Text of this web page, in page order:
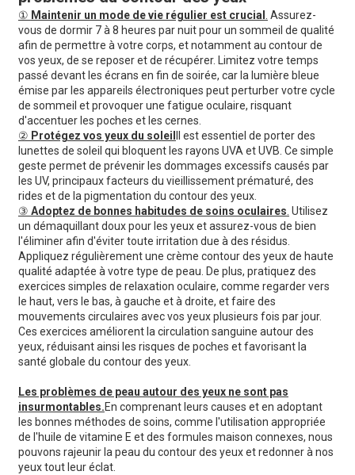
① Maintenir un mode de vie régulier est crucial . Assurez-
vous de dormir 7 à 8 heures par nuit pour un sommeil de qualité
afin de permettre à votre corps, et notamment au contour de
vos yeux, de se reposer et de récupérer. Limitez votre temps
passé devant les écrans en fin de soirée, car la lumière bleue
émise par les appareils électroniques peut perturber votre cycle
de sommeil et provoquer une fatigue oculaire, risquant
d'accentuer les poches et les cernes.
② Protégez vos yeux du soleil
Il est essentiel de porter des
lunettes de soleil qui bloquent les rayons UVA et UVB. Ce simple
geste permet de prévenir les dommages excessifs causés par
les UV, principaux facteurs du vieillissement prématuré, des
rides et de la pigmentation du contour des yeux.
③ Adoptez de bonnes habitudes de soins oculaires. Utilisez
un démaquillant doux pour les yeux et assurez-vous de bien
l'éliminer afin d'éviter toute irritation due à des résidus.
Appliquez régulièrement une crème contour des yeux de haute
qualité adaptée à votre type de peau. De plus, pratiquez des
exercices simples de relaxation oculaire, comme regarder vers
le haut, vers le bas, à gauche et à droite, et faire des
mouvements circulaires avec vos yeux plusieurs fois par jour.
Ces exercices améliorent la circulation sanguine autour des
yeux, réduisant ainsi les risques de poches et favorisant la
santé globale du contour des yeux.
Les problèmes de peau autour des yeux ne sont pas
insurmontables.En comprenant leurs causes et en adoptant
les bonnes méthodes de soins, comme l'utilisation appropriée
de l'huile de vitamine E et des formules maison connexes, nous
pouvons rajeunir la peau du contour des yeux et redonner à nos
yeux tout leur éclat.